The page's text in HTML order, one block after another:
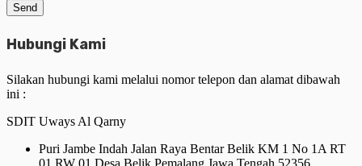
Send
Hubungi Kami
Silakan hubungi kami melalui nomor telepon dan alamat dibawah
ini :
SDIT Uways Al Qarny
Puri Jambe Indah Jalan Raya Bentar Belik KM 1 No 1A RT